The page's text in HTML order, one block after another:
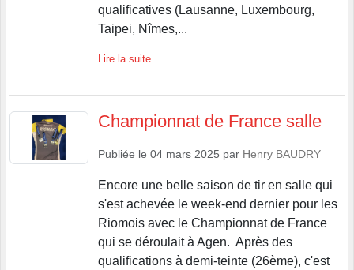
qualificatives (Lausanne, Luxembourg,
Taipei, Nîmes,...
Lire la suite
Championnat de France salle
Publiée le 04 mars 2025 par Henry BAUDRY
Encore une belle saison de tir en salle qui
s'est achevée le week-end dernier pour les
Riomois avec le Championnat de France
qui se déroulait à Agen. Après des
qualifications à demi-teinte (26ème), c'est